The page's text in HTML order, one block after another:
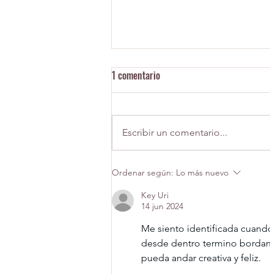
Trenza palestina
1 comentario
Escribir un comentario...
Ordenar según: Lo más nuevo
Key Uri
14 jun 2024
Me siento identificada
desde dentro termino
pueda andar creativa y feliz.